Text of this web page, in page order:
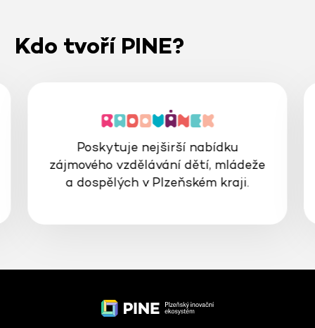
Kdo tvoří PINE?
Poskytuje nejširší nabídku
zájmového vzdělávání dětí, mládeže
a dospělých v Plzeňském kraji.